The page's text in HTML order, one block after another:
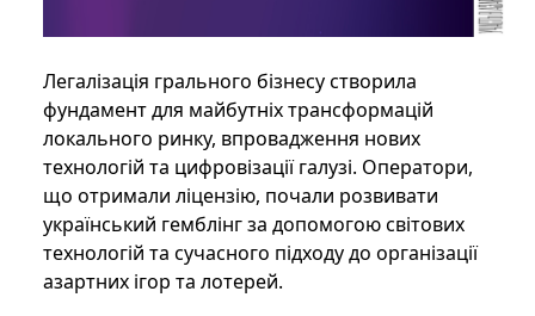
Легалізація грального бізнесу створила
фундамент для майбутніх трансформацій
локального ринку, впровадження нових
технологій та цифровізації галузі. Оператори,
що отримали ліцензію, почали розвивати
український гемблінг за допомогою світових
технологій та сучасного підходу до організації
азартних ігор та лотерей.